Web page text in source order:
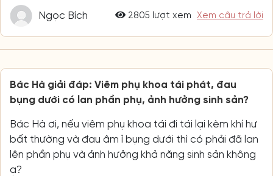
Ngọc Bích 2805 lượt xem Xem câu trả lời
Bác Hà giải đáp: Viêm phụ khoa tái phát, đau
bụng dưới có lan phần phụ, ảnh hưởng sinh sản?
Bác Hà ơi, nếu viêm phụ khoa tái đi tái lại kèm khí hư
bất thường và đau âm ỉ bụng dưới thì có phải đã lan
lên phần phụ và ảnh hưởng khả năng sinh sản không
ạ?